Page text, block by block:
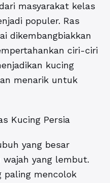
masyarakat kelas
populer. Ras
dikembangbiakkan
ciri-ciri
kucing
menarik untuk
Kucing Persia
yang besar
yang lembut.
paling mencolok